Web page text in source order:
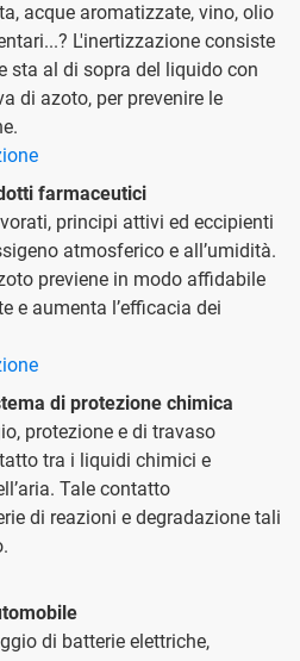
acque aromatizzate, vino, olio
L'inertizzazione consiste
sta al di sopra del liquido con
di azoto, per prevenire le
farmaceutici
principi attivi ed eccipienti
atmosferico e all’umidità.
previene in modo affidabile
e aumenta l’efficacia dei
di protezione chimica
protezione e di travaso
tra i liquidi chimici e
Tale contatto
di reazioni e degradazione tali
di batterie elettriche,